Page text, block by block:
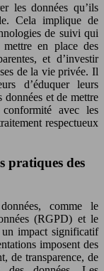
les données qu’ils
Cela implique de
de suivi qui
en place des
et d’investir
de la vie privée. Il
d’éduquer leurs
et de mettre
avec les
respectueux
pratiques des
comme le
(RGPD) et le
impact significatif
imposent des
de transparence, de